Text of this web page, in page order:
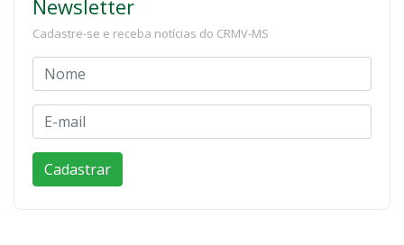
Newsletter
Cadastre-se e receba notícias do CRMV-MS